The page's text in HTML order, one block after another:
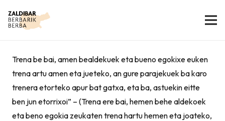
Trena be bai, amen bealdekuek eta bueno egokixe euken
trena artu amen eta jueteko, an gure parajekuek ba karo
trenera etorteko apur bat gatxa, eta ba, astuekin eitte
ben jun etorrixoi” – (Trena ere bai, hemen behe aldekoek
eta beno egokia zeukaten trena hartu hemen eta joateko,